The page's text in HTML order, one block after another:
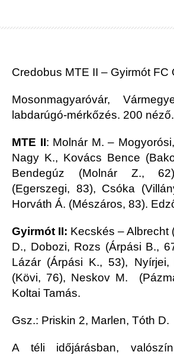
Credobus MTE II – Gyirmót FC
Mosonmagyaróvár,
labdarúgó-mérkőzés. 200
MTE II: Molnár M. –
Nagy K., Kovács Bence
Bendegúz (Molnár Z.,
(Egerszegi, 83), Csóka
Horváth Á. (Mészáros, 83).
Gyirmót II: Kecskés – Albrecht
D., Dobozi, Rozs (Árpási B.,
Lázár (Árpási K., 53), Nyírjei,
(Kövi, 76), Neskov M.
Koltai Tamás.
Gsz.: Priskin 2, Marlen, Tóth D.
A téli időjárásban,